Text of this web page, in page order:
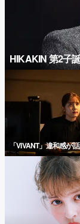
HIKAKIN 第2子
「VIVANT」違和感が